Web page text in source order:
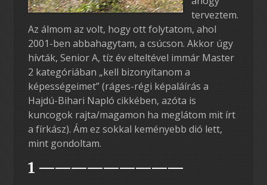
terveztem.
Az álmom az volt, hogy ott folytatom, ahol
2001-ben abbahagytam, a csúcson. Akkor úgy
hívták, Senior A, tíz év elteltével immár Master
2 kategóriában „kell bizonyítanom a
képességeimet” (ráges-régi képaláírás a
Hajdú-Bihari Napló cikkében, azóta is
kuncogok rajta/magamon ha meglátom mit írt
a fírkász). Ám ez sokkal keményebb dió lett,
mint gondoltam.
1 —————————